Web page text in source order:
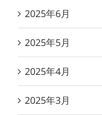
2025年6月
2025年5月
2025年4月
2025年3月